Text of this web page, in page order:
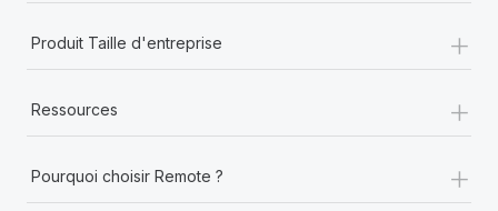
Produit Taille d'entreprise +
Ressources +
Pourquoi choisir Remote ? +